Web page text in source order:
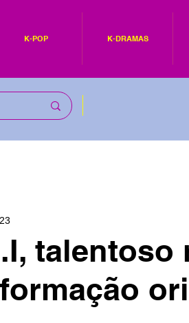
K-POP K-DRAMAS
talentoso